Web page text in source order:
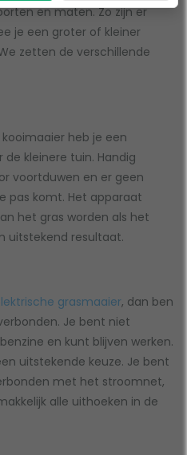
en maten. Zo zijn er
je een groter of kleiner
zetten de verschillende
heb je een
kleinere tuin. Handig
voortduwen en er geen
pas komt. Het apparaat
het gras worden als het
uitstekend resultaat.
grasmaaier, dan ben
Je bent niet
en kunt blijven werken.
uitstekende keuze. Je bent
met het stroomnet,
alle uithoeken in de